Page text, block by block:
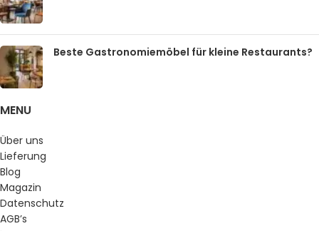
Beste Gastronomiemöbel für kleine Restaurants?
MENU
Über uns
Lieferung
Blog
Magazin
Datenschutz
AGB’s